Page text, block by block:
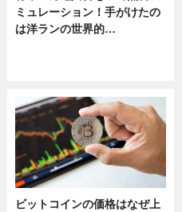
ミュレーション！手がけたの
は洋ランの世界的…
ビットコインの価格はなぜ上